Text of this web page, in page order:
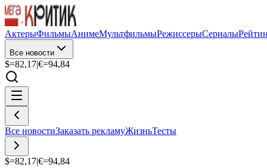
АктерыФильмыАнимеМультфильмыРежиссерыСериалы
Все новости
$=82,17|€=94,84
Все новостиЗаказать рекламуЖизньТесты
$=82,17|€=94,84